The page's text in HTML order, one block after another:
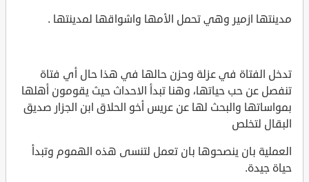
مدينتها ازمير وهي تحمل الأمها واشواقها لمدينتها .
تدخل الفتاة في عزلة وحزن حالها في هذا حال أي فتاة
تنفصل عن حب حياتها، وهنا تبدأ الاحداث حيث يقومون أهلها
بمواساتها والبحث لها عن عريس أخو الحلاق ابن الجزار صديق
البقال لتخلص
العملية بان ينصحوها بان تعمل لتنسى هذه الهموم وتبدأ
حياة جيدة.